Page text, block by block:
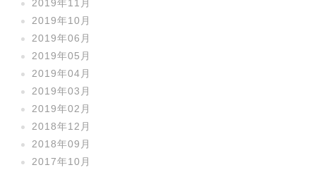
2019年11月
2019年10月
2019年06月
2019年05月
2019年04月
2019年03月
2019年02月
2018年12月
2018年09月
2017年10月